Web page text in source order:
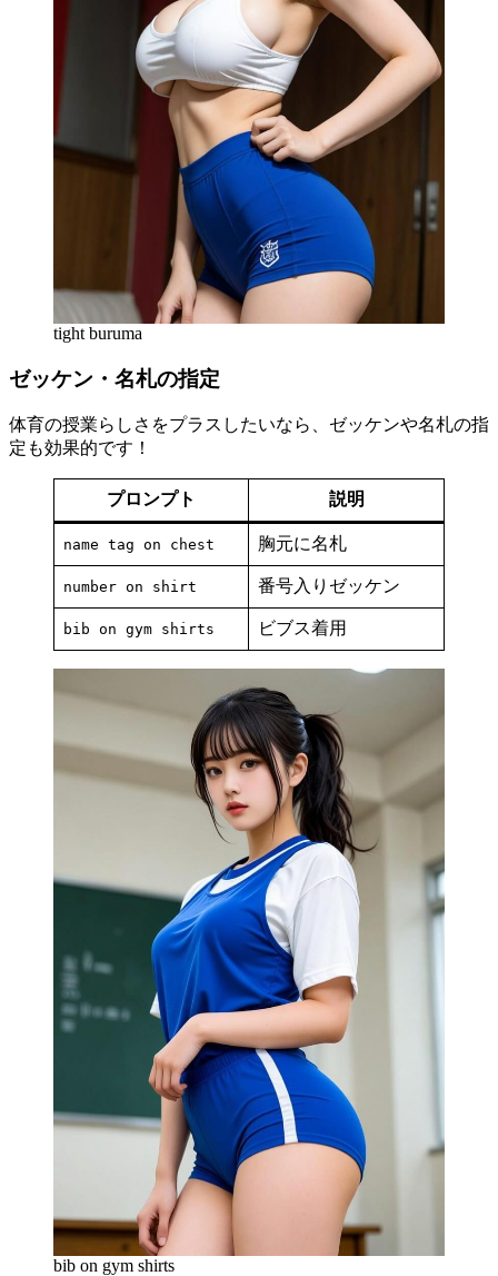
tight buruma
ゼッケン・名札の指定
体育の授業らしさをプラスしたいなら、ゼッケンや名札の指
定も効果的です！
プロンプト 説明
name tag on chest 胸元に名札
number on shirt 番号入りゼッケン
bib on gym shirts ビブス着用
bib on gym shirts